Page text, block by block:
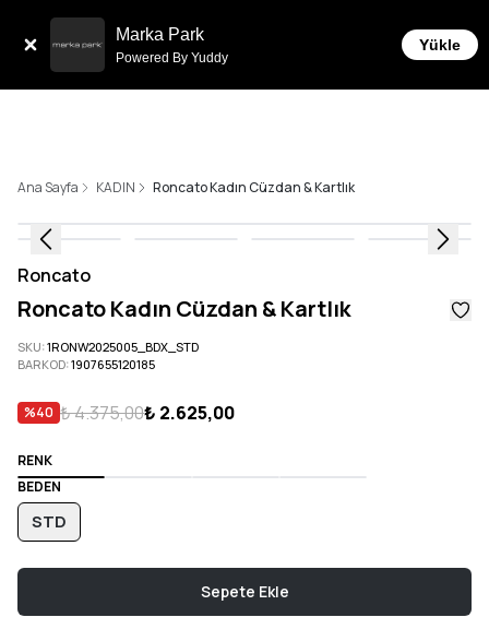
Marka Park
Powered By Yuddy
Yükle
Ana Sayfa KADIN Roncato Kadın Cüzdan & Kartlık
Roncato
Roncato Kadın Cüzdan & Kartlık
SKU:1RONW2025005_BDX_STD
BARKOD:1907655120185
%40 ₺ 4.375,00₺ 2.625,00
RENK
BEDEN
STD
Sepete Ekle